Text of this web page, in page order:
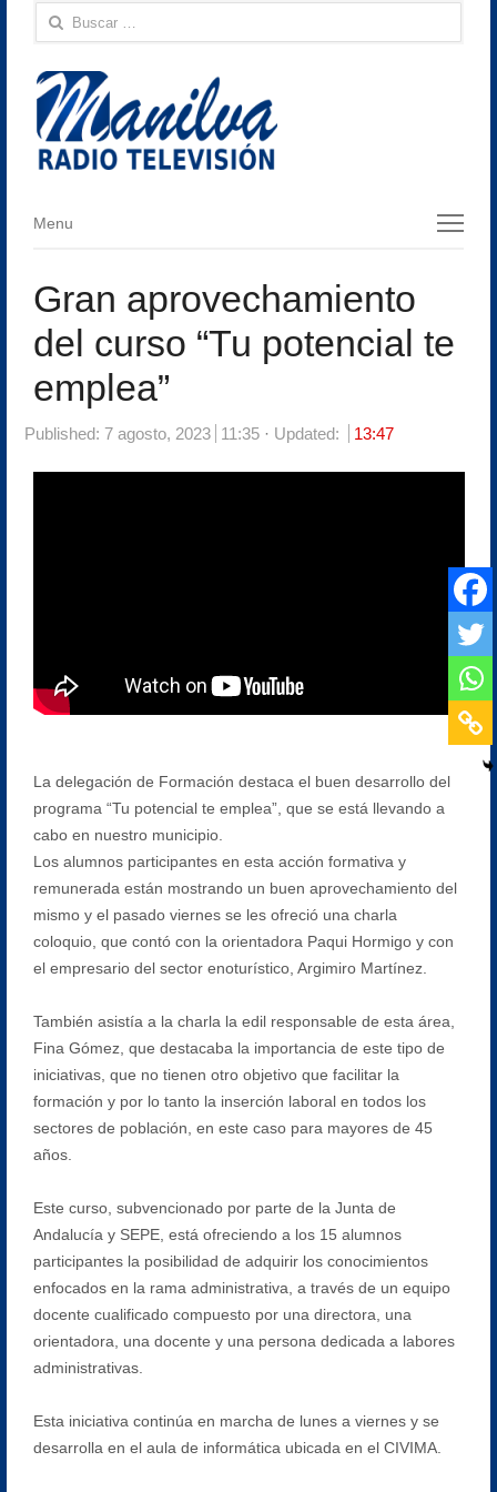
Buscar:
Menu
Menu
Gran aprovechamiento
del curso “Tu potencial te
emplea”
Published: 7 agosto, 2023 11:35 Updated: 13:47
La delegación de Formación destaca el buen desarrollo del
programa “Tu potencial te emplea”, que se está llevando a
cabo en nuestro municipio.
Los alumnos participantes en esta acción formativa y
remunerada están mostrando un buen aprovechamiento del
mismo y el pasado viernes se les ofreció una charla
coloquio, que contó con la orientadora Paqui Hormigo y con
el empresario del sector enoturístico, Argimiro Martínez.
También asistía a la charla la edil responsable de esta área,
Fina Gómez, que destacaba la importancia de este tipo de
iniciativas, que no tienen otro objetivo que facilitar la
formación y por lo tanto la inserción laboral en todos los
sectores de población, en este caso para mayores de 45
años.
Este curso, subvencionado por parte de la Junta de
Andalucía y SEPE, está ofreciendo a los 15 alumnos
participantes la posibilidad de adquirir los conocimientos
enfocados en la rama administrativa, a través de un equipo
docente cualificado compuesto por una directora, una
orientadora, una docente y una persona dedicada a labores
administrativas.
Esta iniciativa continúa en marcha de lunes a viernes y se
desarrolla en el aula de informática ubicada en el CIVIMA.